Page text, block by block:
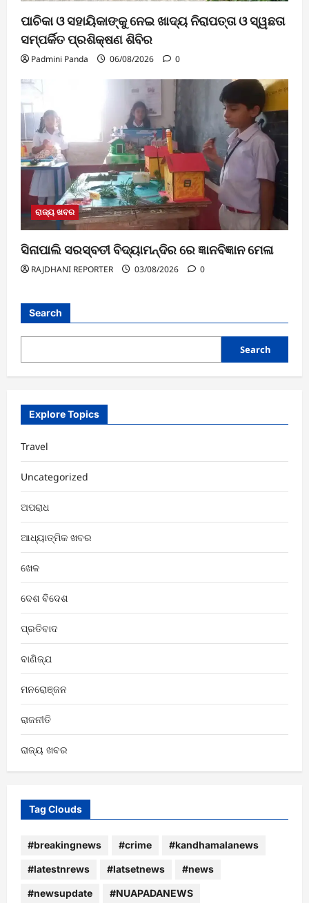
ପାଚିକା ଓ ସହାୟିକାଙ୍କୁ ନେଇ ଖାଦ୍ୟ ନିରାପତ୍ତା ଓ ସ୍ୱଛତା
ସମ୍ପର୍କିତ ପ୍ରଶିକ୍ଷଣ ଶିବିର
Padmini Panda 06/08/2026 0
ରାଜ୍ୟ ଖବର
ସିନାପାଲି ସରସ୍ବତୀ ବିଦ୍ୟାମନ୍ଦିର ରେ ଜ୍ଞାନବିଜ୍ଞାନ ମେଳା
RAJDHANI REPORTER 03/08/2026 0
Search
Search
Explore Topics
Travel
Uncategorized
ଅପରାଧ
ଆଧ୍ୟାତ୍ମିକ ଖବର
ଖେଳ
ଦେଶ ବିଦେଶ
ପ୍ରତିବାଦ
ବାଣିଜ୍ଯ
ମନରୋଞ୍ଜନ
ରାଜନୀତି
ରାଜ୍ୟ ଖବର
Tag Clouds
#breakingnews #crime #kandhamalanews
#latestnrews #latsetnews #news
#newsupdate #NUAPADANEWS